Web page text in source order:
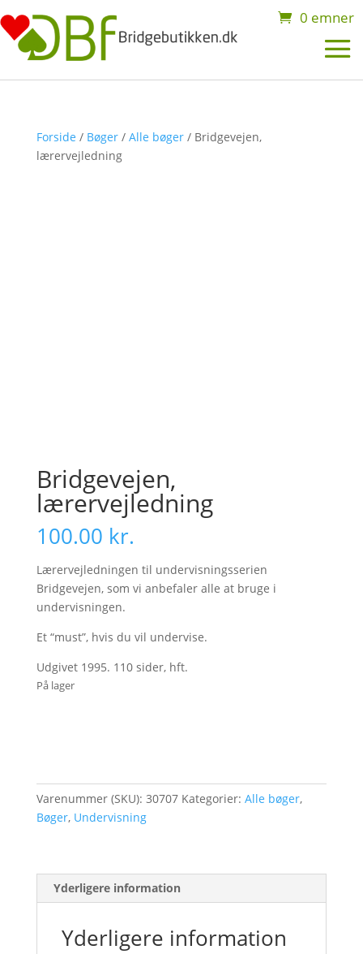
0 emner
Forside / Bøger/ Alle bøger/ Bridgevejen,
lærervejledning
Bridgevejen,
lærervejledning
100.00 kr.
Lærervejledningen til undervisningsserien
Bridgevejen, som vi anbefaler alle at bruge i
undervisningen.
Et “must”, hvis du vil undervise.
Udgivet 1995. 110 sider, hft.
På lager
Varenummer (SKU): 30707 Kategorier: Alle bøger,
Bøger, Undervisning
Yderligere information
Yderligere information